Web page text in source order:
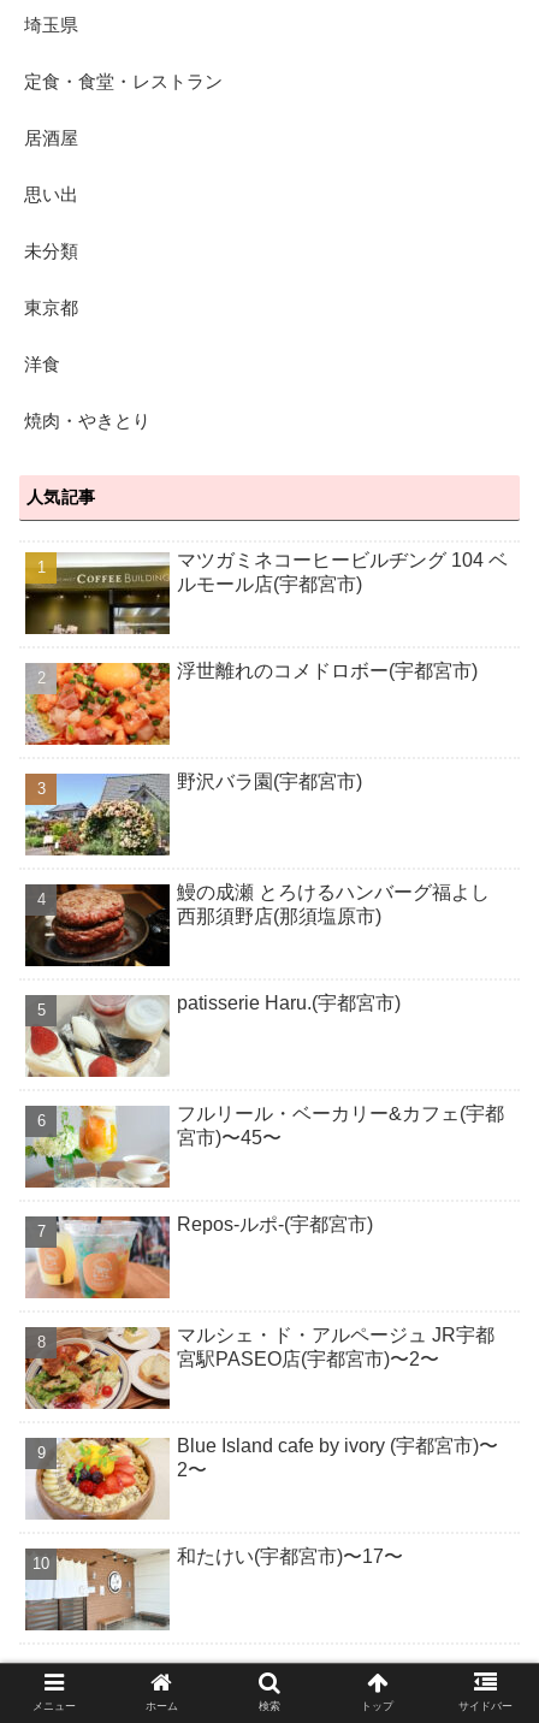
埼玉県
定食・食堂・レストラン
居酒屋
思い出
未分類
東京都
洋食
焼肉・やきとり
人気記事
マツガミネコーヒービルヂング 104 ベ
ルモール店(宇都宮市)
浮世離れのコメドロボー(宇都宮市)
野沢バラ園(宇都宮市)
鰻の成瀬 とろけるハンバーグ福よし
西那須野店(那須塩原市)
patisserie Haru.(宇都宮市)
フルリール・ベーカリー&カフェ(宇都
宮市)〜45〜
Repos-ルポ-(宇都宮市)
マルシェ・ド・アルページュ JR宇都
宮駅PASEO店(宇都宮市)〜2〜
Blue Island cafe by ivory (宇都宮市)〜
2〜
和たけい(宇都宮市)〜17〜
メニュー ホーム 検索 トップ サイドバー